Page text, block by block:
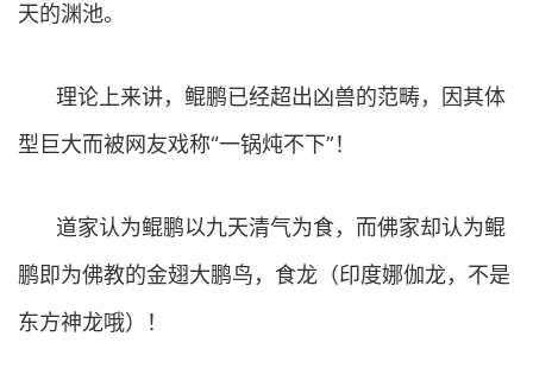
天的渊池。
理论上来讲，鲲鹏已经超出凶兽的范畴，因其体
型巨大而被网友戏称“一锅炖不下”！
道家认为鲲鹏以九天清气为食，而佛家却认为鲲
鹏即为佛教的金翅大鹏鸟，食龙（印度娜伽龙，不是
东方神龙哦）！